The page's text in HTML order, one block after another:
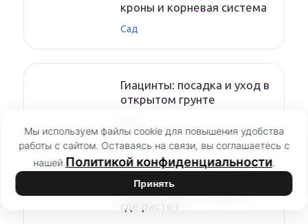
кроны и корневая система
Сад
Гиацинты: посадка и уход в
открытом грунте
Съедобный папоротник
орляк — как выглядит и
где растет
Мы используем файлы cookie для повышения удобства
работы с сайтом. Оставаясь на связи, вы соглашаетесь с
нашей Политикой конфиденциальности.
Принять